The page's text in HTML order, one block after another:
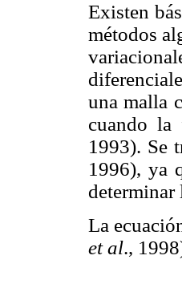
Existen
métodos
una malla
cuando la
1993). Se
1996), ya
determinar
La
et al.,